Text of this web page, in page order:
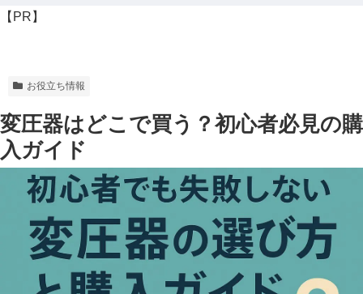
【PR】
お役立ち情報
変圧器はどこで買う？初心者必見の購
入ガイド